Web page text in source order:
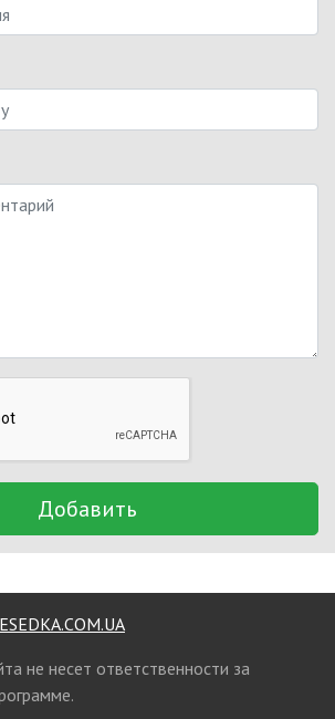
Добавить
не несет ответственности за